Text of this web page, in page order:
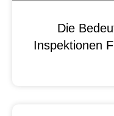
Die
Inspektionen